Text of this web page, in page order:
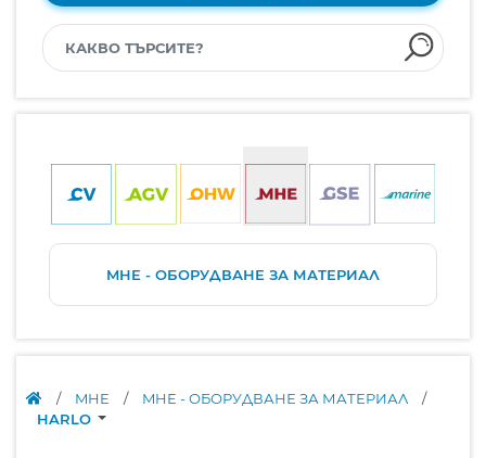
MHE - ОБОРУДВАНЕ ЗА МАТЕРИАЛ
/ MHE / MHE - ОБОРУДВАНЕ ЗА МАТЕРИАЛ
/
HARLO